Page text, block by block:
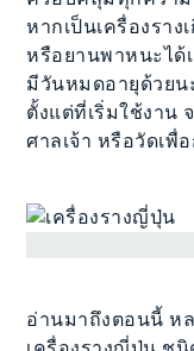
หากเป็นเครื่องรา
หรือยานพาหนะได้เ
มีวันหมดอายุด้วยน
ตั้งแต่ที่เริ่มใช้งาน
ศาลเจ้า หรือวัดเพื่
อ่านมาถึงตอนนี้ ห